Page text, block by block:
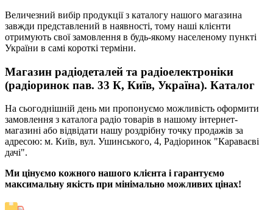
Величезний вибір продукції з каталогу нашого магазина
завжди представлений в наявності, тому наші клієнти
отримують свої замовлення в будь-якому населеному пункті
України в самі короткі терміни.
Магазин радіодеталей та радіоелектроніки
(радіоринок пав. 33 К, Київ, Україна). Каталог
На сьогоднішній день ми пропонуємо можливість оформити
замовлення з каталога радіо товарів в нашому інтернет-
магазині або відвідати нашу роздрібну точку продажів за
адресою: м. Київ, вул. Ушинського, 4, Радіоринок "Караваєві
дачі".
Ми цінуємо кожного нашого клієнта і гарантуємо
максимальну якість при мінімально можливих цінах!